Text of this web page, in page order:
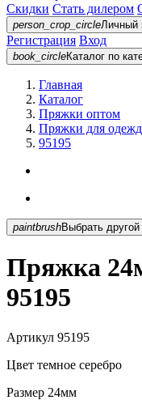
Скидки Стать дилером
person_crop_circleЛичный
Регистрация Вход
book_circleКаталог по
Главная
Каталог
Пряжки оптом
Пряжки для
95195
paintbrush
Пряжка
95195
Артикул 95195
Цвет темное серебро
Размер 24мм